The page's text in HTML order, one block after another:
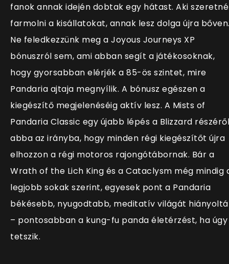
fanok annak idején dobtak egy hátast. Aki szeretné
farmolni a kisállatokat, annak lesz dolga újra
Ne feledkezzünk meg a Joyous Journeys XP
bónuszról sem, ami abban segít a játékosoknak,
hogy gyorsabban elérjék a 85-ös szintet, mire
Pandaria ajtaja megnyílik. A bónusz egészen a
kiegészítő megjelenéséig aktív lesz. A Mists of
Pandaria Classic egy újabb lépés a Blizzard részéről
abba az irányba, hogy minden régi kiegészítőt újra
elhozzon a régi motoros rajongótábornak. Bár a
Wrath of the Lich King és a Cataclysm még mindig
legjobb sokak szerint, egyesek pont a Pandaria
békésebb, nyugodtabb, meditatív világát
– pontosabban a kung-fu panda életérzést, ha úgy
tetszik.